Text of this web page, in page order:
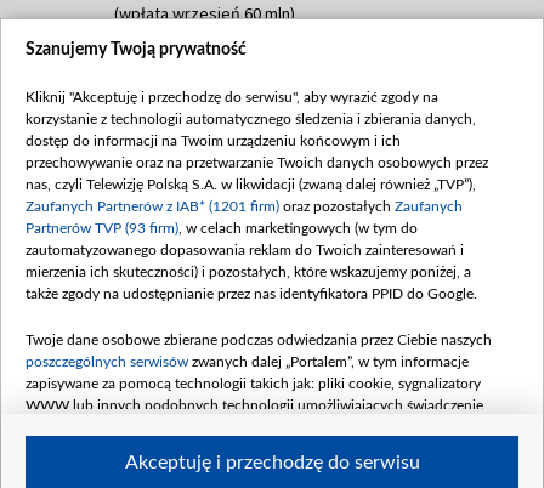
(wpłata wrzesień 60 mln)
Dofinansowanie 635 783 051,21 PLN
(wpłata wrzesień 100 mln, październik 350
mln, listopad 265 mln)
Dofinansowanie 48 862 000,00 PLN
Data podpisania umowy: GRUDZIEŃ 2025
(wpłata grudzień 60,548 mln)
Dofinansowanie 900 000 000,00 PLN
Data podpisania umowy: LUTY 2026 (wpłata
kwiecień 180 mln, 7 maja 180 mln, 8
czerwca 90 mln)
Dofinansowanie 250 000 000,00 PLN
4 sierpnia 250 mln
Szanujemy Twoją prywatność
Kliknij "Akceptuję i przechodzę do serwisu", aby wyrazić zgody na
korzystanie z technologii automatycznego śledzenia i zbierania danych,
dostęp do informacji na Twoim urządzeniu końcowym i ich
przechowywanie oraz na przetwarzanie Twoich danych osobowych przez
nas, czyli Telewizję Polską S.A. w likwidacji (zwaną dalej również „TVP”),
Zaufanych Partnerów z IAB* (1201 firm) oraz pozostałych Zaufanych
Partnerów TVP (93 firm) , w celach marketingowych (w tym do
zautomatyzowanego dopasowania reklam do Twoich zainteresowań i
mierzenia ich skuteczności) i pozostałych, które wskazujemy poniżej, a
także zgody na udostępnianie przez nas identyfikatora PPID do Google.
Twoje dane osobowe zbierane podczas odwiedzania przez Ciebie naszych
poszczególnych serwisów zwanych dalej „Portalem”, w tym informacje
zapisywane za pomocą technologii takich jak: pliki cookie, sygnalizatory
WWW lub innych podobnych technologii umożliwiających świadczenie
Akceptuję i przechodzę do serwisu